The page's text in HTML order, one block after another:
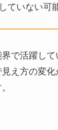
ていない可
で活躍し
え方の変化